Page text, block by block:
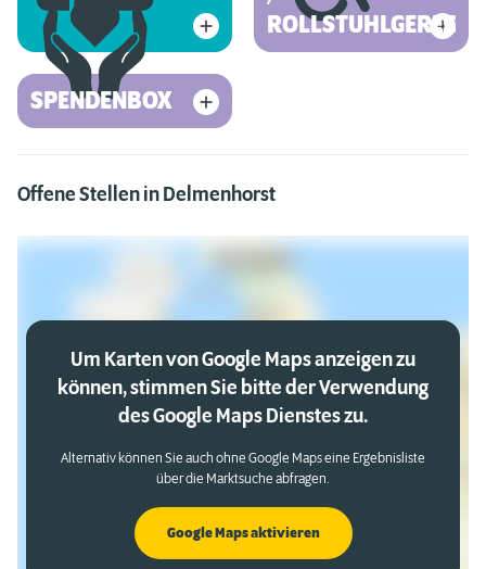
ROLLSTUHLGERECHT
SPENDENBOX
Offene Stellen in Delmenhorst
Um Karten von Google Maps anzeigen zu
können, stimmen Sie bitte der Verwendung
des Google Maps Dienstes zu.
Alternativ können Sie auch ohne Google Maps eine Ergebnisliste
über die Marktsuche abfragen.
Google Maps aktivieren